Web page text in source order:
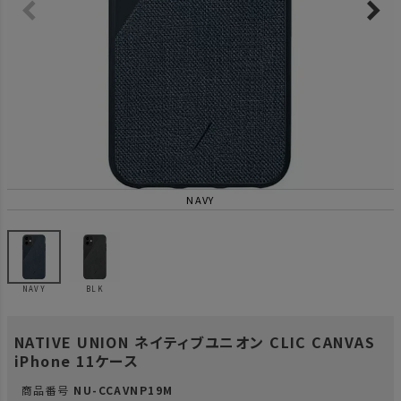
NAVY
NAVY BLK
NATIVE UNION ネイティブユニオン CLIC CANVAS
iPhone 11ケース
商品番号 NU-CCAVNP19M